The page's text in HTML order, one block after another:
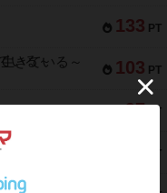
133 PT
103 PT
きている～
97 PT
PT